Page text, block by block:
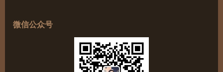
微信公众号